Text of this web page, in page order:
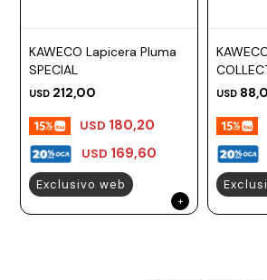
KAWECO Lapicera Pluma
SPECIAL
USD 212,00
USD 169,60
USD 180,20
Exclusivo web
USD